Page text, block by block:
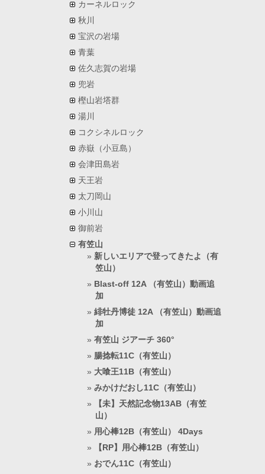
カーネルロック
秋川
宝沢の岩場
青葉
佐久志賀の岩場
兜岩
樫山岩塔群
湯川
コクシネルロック
赤嶽（小豆島）
会津田島岩
天王岩
太刀岡山
小川山
御前岩
有笠山
新しいエリアで登ってきたよ（有
笠山）
Blast-off 12A （有笠山）動画追
加
緋牡丹博徒 12A （有笠山）動画追
加
有笠山 ジアーチ 360°
腸捻転11C（有笠山）
大喰王11B（有笠山）
みかけだおし11C（有笠山）
【未】天然記念物13AB（有笠
山）
用心棒12B（有笠山） 4Days
【RP】用心棒12B（有笠山）
おでん11C（有笠山）